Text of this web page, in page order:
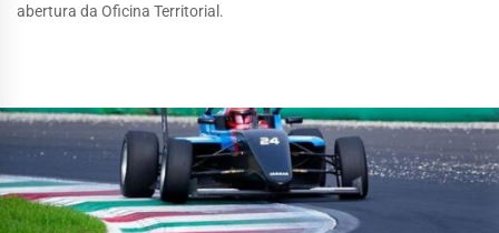
abertura da Oficina Territorial.